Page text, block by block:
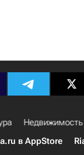
Недвижимость
в AppStore